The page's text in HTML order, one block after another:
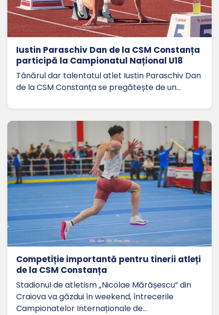
Iustin Paraschiv Dan de la CSM Constanța
participă la Campionatul Național U18
Tânărul dar talentatul atlet Iustin Paraschiv Dan
de la CSM Constanța se pregătește de un…
Competiție importantă pentru tinerii atleți
de la CSM Constanța
Stadionul de atletism „Nicolae Mărășescu” din
Craiova va găzdui în weekend, întrecerile
Campionatelor Internaționale de…